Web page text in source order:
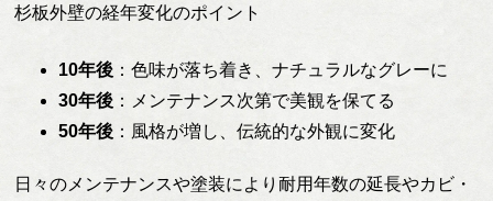
杉板外壁の経年変化のポイント
10年後 ：色味が落ち着き、ナチュラルなグレーに
30年後 ：メンテナンス次第で美観を保てる
50年後 ：風格が増し、伝統的な外観に変化
日々のメンテナンスや塗装により耐用年数の延長やカビ・